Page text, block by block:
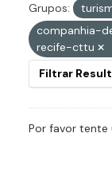
Grupos:
companhia-
recife-cttu
Filtrar
Por favor tente